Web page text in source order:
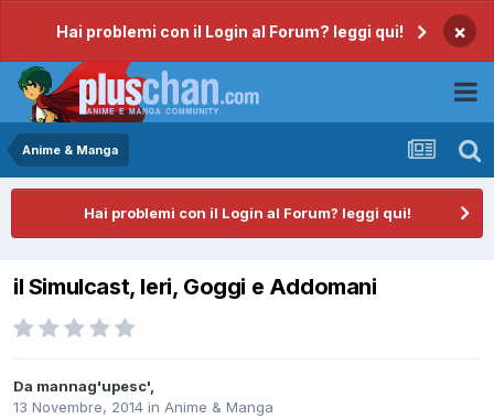
Hai problemi con il Login al Forum? leggi qui! ×
Anime & Manga
Hai problemi con il Login al Forum? leggi qui!
il Simulcast, Ieri, Goggi e Addomani
Da mannag'upesc',
13 Novembre, 2014 in Anime & Manga